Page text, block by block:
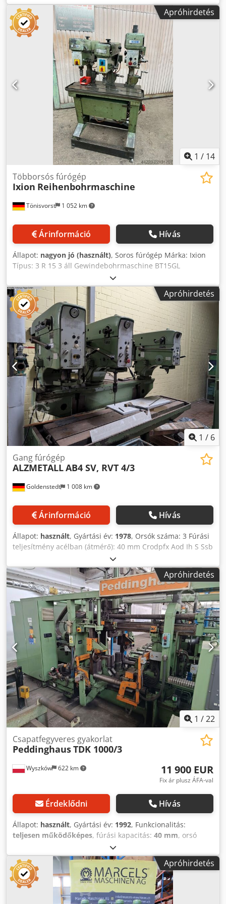
Kinyúlás: 150/180 mm -Orsóút: 50/70 mm -Tömeg: kb. 200
kg
Apróhirdetés
1 / 14
Tönisvorst 1 052 km
Többorsós fúrógép
Ixion Reihenbohrmaschine
Árinformáció Hívás
Állapot: nagyon jó (használt), Soros fúrógép Márka: Ixion
Típus: 3 R 15 3 áll Gewindebohrmaschine BT15GL
menetesztergáló gépből Menetvágó kapacitás M16-ig 8
menetvezető patron Crjdpfxjzdp U Nj Ab Sef Emelkedések:
0,4-0,5-0,7-0,8-1-1,25-1,5-1,75 Fúrógép BT 15 P MK2 10
fordulatszám: 240 - 3800 ford/perc és fúrógép BT 15 5
fordulatszám: 480 - 3800 ford/perc Hossz: 980 mm
Szélesség: 660 mm Magasság: 1600 mm Súly: 420 kg
Apróhirdetés
1 / 6
Goldenstedt 1 008 km
Gang fúrógép
ALZMETALLAB4 SV, RVT 4/3
Árinformáció Hívás
Állapot: használt, Gyártási év: 1978, Orsók száma: 3 Fúrási
teljesítmény acélban (átmérő): 40 mm Crodpfx Aod Ih S Ssb
Sef Fúrási lökethossz: 180 mm Gép tömege kb. 2,3 t
hűtőfolyadék-berendezéssel együtt további adatok a képen
Apróhirdetés
1 /22
Wyszków 622 km
Csapatfegyveres gyakorlat
PeddinghausTDK 1000/3
11 900 EUR
Fix ár plusz ÁFA-val
Érdeklődni Hívás
Állapot: használt, Gyártási év: 1992, Funkcionalitás:
teljesen működőképes, fúrási kapacitás: 40 mm, orsó
, orsók száma:3, össztömeg:
Fúróberendezés acélszerkezetekhez - lyukak fúrása
acélprofilokban. gyártó - PEDDINGHAUS Németország;
típus - TDK 1000/3; gyártási év - 1992; fúróorsók száma - 3
db. (két vízszintes és egy függőleges); fúrási átmérő S355
acélban - 8-40 mm; fúrók típusa - HSS gyorsacél;
Apróhirdetés